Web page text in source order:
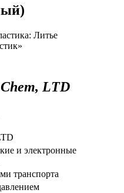
Литье
LTD
и электронные
транспорта